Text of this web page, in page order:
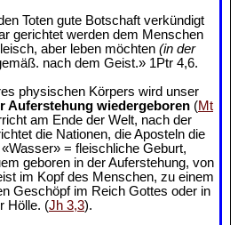
Toten gute Botschaft verkündigt
gerichtet werden dem Menschen
aber leben möchten (in der
nach dem Geist.» 1Ptr 4,6.
physischen Körpers wird unser
Auferstehung wiedergeboren (Mt
am Ende der Welt, nach der
die Nationen, die Aposteln die
= fleischliche Geburt,
geboren in der Auferstehung, von
im Kopf des Menschen, zu einem
Geschöpf im Reich Gottes oder in
Hölle. (Jh 3,3).